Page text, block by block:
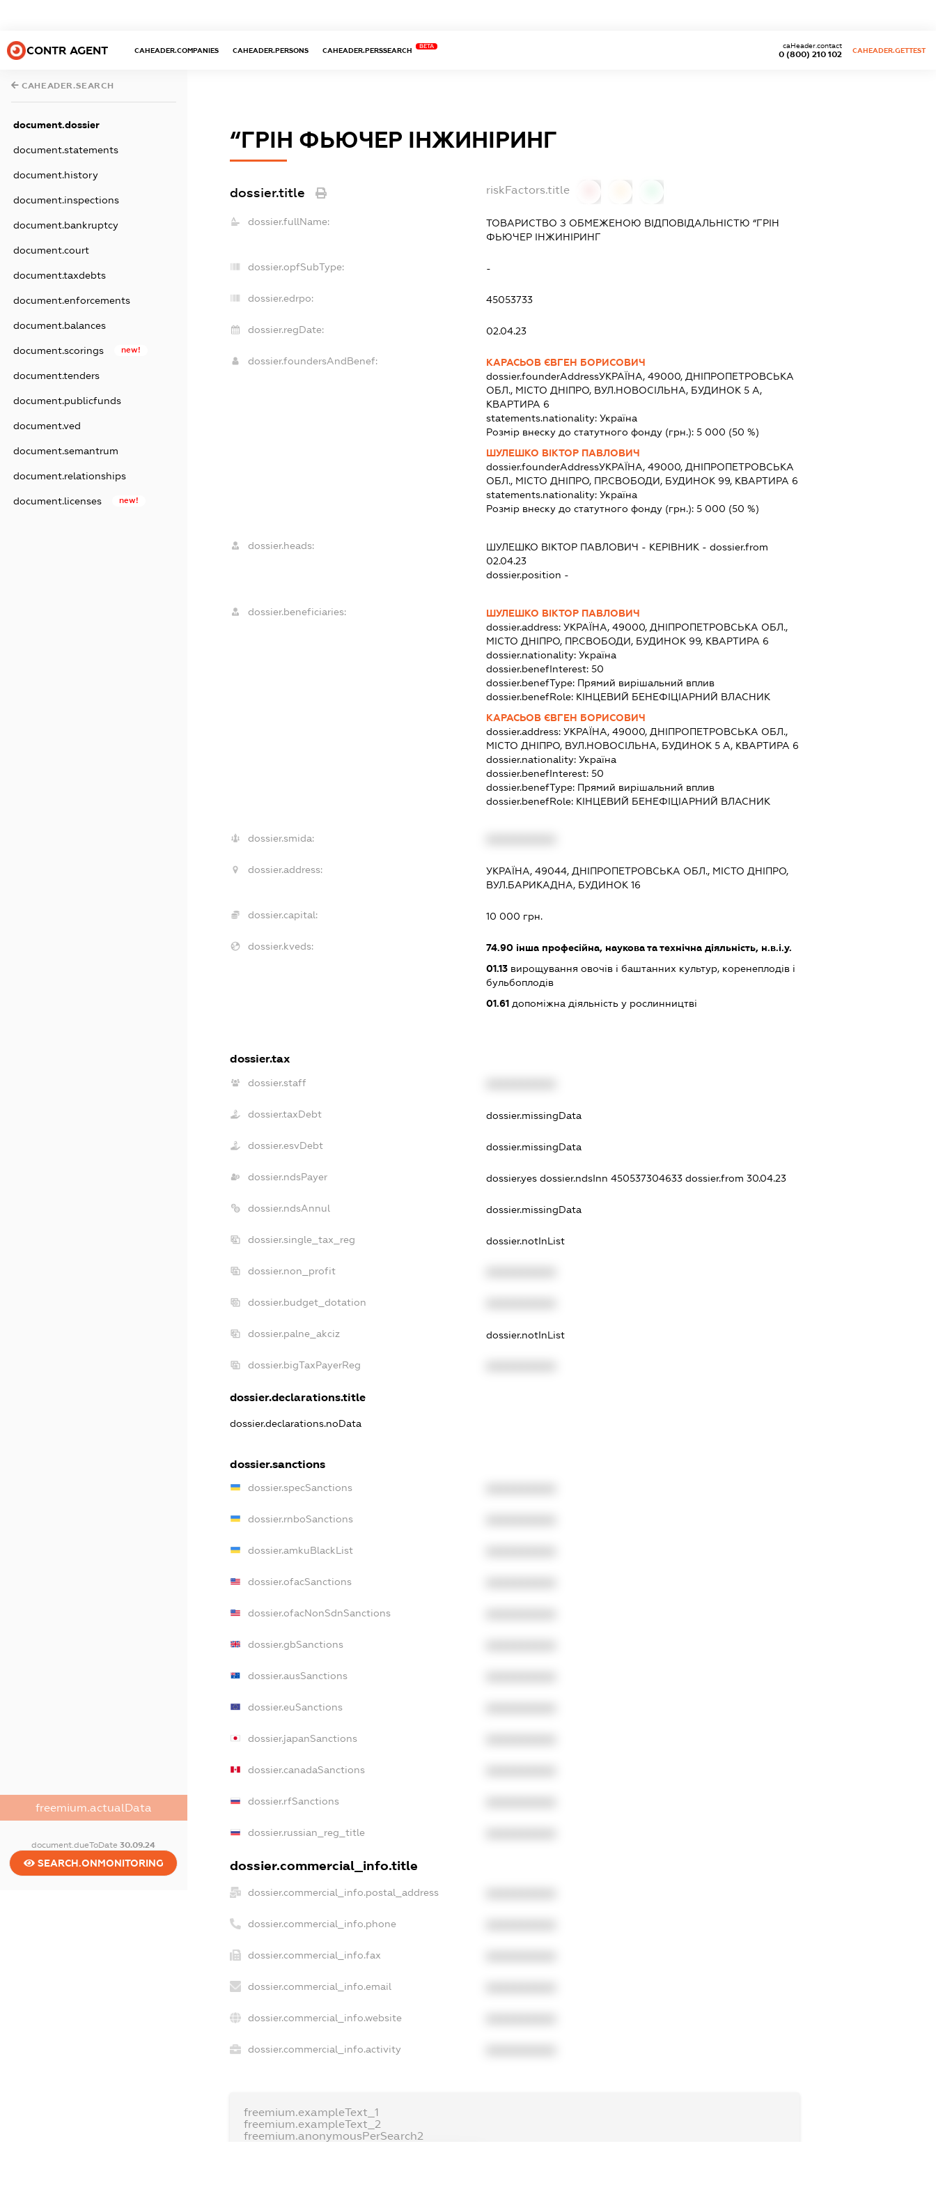
CONTR AGENT CAHEADER.COMPANIES CAHEADER.PERSONS CAHEADER.PERSSEARCH
BETA
0 (800) 210 102
caHeader.contact
CAHEADER.GETTEST
CAHEADER.SEARCH
document.dossier
document.statements
document.history
document.inspections
document.bankruptcy
document.court
document.taxdebts
document.enforcements
document.balances
document.scorings new!
document.tenders
document.publicfunds
document.ved
document.semantrum
document.relationships
document.licenses new!
freemium.actualData
document.dueToDate30.09.24
SEARCH.ONMONITORING
“ГРІН ФЬЮЧЕР ІНЖИНІРИНГ
dossier.title riskFactors.title
dossier.fullName:
ТОВАРИСТВО З ОБМЕЖЕНОЮ ВІДПОВІДАЛЬНІСТЮ “ГРІН
ФЬЮЧЕР ІНЖИНІРИНГ
dossier.opfSubType: -
dossier.edrpo: 45053733
dossier.regDate: 02.04.23
dossier.foundersAndBenef:
КАРАСЬОВ ЄВГЕН БОРИСОВИЧ
dossier.founderAddressУКРАЇНА, 49000, ДНІПРОПЕТРОВСЬКА
ОБЛ., МІСТО ДНІПРО, ВУЛ.НОВОСІЛЬНА, БУДИНОК 5 А,
КВАРТИРА 6
statements.nationality:Україна
Розмір внеску до статутного фонду (грн.):5 000 (50 %)
ШУЛЕШКО ВІКТОР ПАВЛОВИЧ
dossier.founderAddressУКРАЇНА, 49000, ДНІПРОПЕТРОВСЬКА
ОБЛ., МІСТО ДНІПРО, ПР.СВОБОДИ, БУДИНОК 99, КВАРТИРА 6
statements.nationality:Україна
Розмір внеску до статутного фонду (грн.):5 000 (50 %)
dossier.heads: ШУЛЕШКО ВІКТОР ПАВЛОВИЧ - КЕРІВНИК - dossier.from
02.04.23
dossier.position -
dossier.beneficiaries:
ШУЛЕШКО ВІКТОР ПАВЛОВИЧ
dossier.address:УКРАЇНА, 49000, ДНІПРОПЕТРОВСЬКА ОБЛ.,
МІСТО ДНІПРО, ПР.СВОБОДИ, БУДИНОК 99, КВАРТИРА 6
dossier.nationality:Україна
dossier.benefInterest:50
dossier.benefType: Прямий вирішальний вплив
dossier.benefRole: КІНЦЕВИЙ БЕНЕФІЦІАРНИЙ ВЛАСНИК
КАРАСЬОВ ЄВГЕН БОРИСОВИЧ
dossier.address:УКРАЇНА, 49000, ДНІПРОПЕТРОВСЬКА ОБЛ.,
МІСТО ДНІПРО, ВУЛ.НОВОСІЛЬНА, БУДИНОК 5 А, КВАРТИРА 6
dossier.nationality:Україна
dossier.benefInterest:50
dossier.benefType: Прямий вирішальний вплив
dossier.benefRole: КІНЦЕВИЙ БЕНЕФІЦІАРНИЙ ВЛАСНИК
dossier.smida:
dossier.address:
УКРАЇНА, 49044, ДНІПРОПЕТРОВСЬКА ОБЛ., МІСТО ДНІПРО,
ВУЛ.БАРИКАДНА, БУДИНОК 16
dossier.capital: 10 000 грн.
dossier.kveds: 74.90 інша професійна, наукова та технічна діяльність, н.в.і.у.
01.13 вирощування овочів і баштанних культур, коренеплодів і
бульбоплодів
01.61 допоміжна діяльність у рослинництві
dossier.tax
dossier.staff
dossier.taxDebt dossier.missingData
dossier.esvDebt dossier.missingData
dossier.ndsPayer dossier.yesdossier.ndsInn 450537304633dossier.from 30.04.23
dossier.ndsAnnul dossier.missingData
dossier.single_tax_reg dossier.notInList
dossier.non_profit
dossier.budget_dotation
dossier.palne_akciz dossier.notInList
dossier.bigTaxPayerReg
dossier.declarations.title
dossier.declarations.noData
dossier.sanctions
dossier.specSanctions
dossier.rnboSanctions
dossier.amkuBlackList
dossier.ofacSanctions
dossier.ofacNonSdnSanctions
dossier.gbSanctions
dossier.ausSanctions
dossier.euSanctions
dossier.japanSanctions
dossier.canadaSanctions
dossier.rfSanctions
dossier.russian_reg_title
dossier.commercial_info.title
dossier.commercial_info.postal_address
dossier.commercial_info.phone
dossier.commercial_info.fax
dossier.commercial_info.email
dossier.commercial_info.website
dossier.commercial_info.activity
freemium.exampleText_1
freemium.exampleText_2
freemium.anonymousPerSearch2